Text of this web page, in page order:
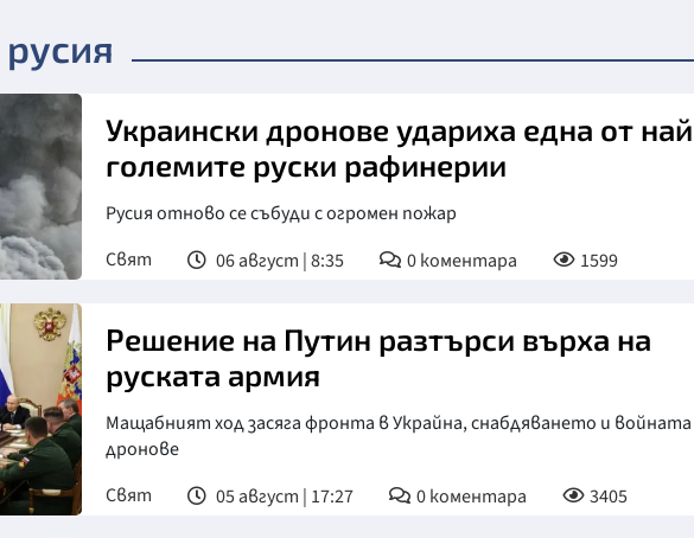
Украински дронове удариха една от
големите руски рафинерии
Русия отново се събуди с огромен пожар
Свят
06 август | 8:35 0коментара 1599
Решение на Путин разтърси върха на
руската армия
Мащабният ход засяга фронта в Украйна, снабдяването и войната
дронове
Свят
05 август | 17:27 0коментара 3405